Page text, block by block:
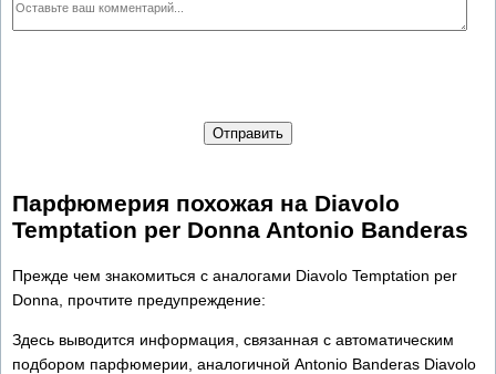
Отправить
Парфюмерия похожая на Diavolo
Temptation per Donna Antonio Banderas
Прежде чем знакомиться с аналогами Diavolo Temptation per
Donna, прочтите предупреждение:
Здесь выводится информация, связанная с автоматическим
подбором парфюмерии, аналогичной Antonio Banderas Diavolo